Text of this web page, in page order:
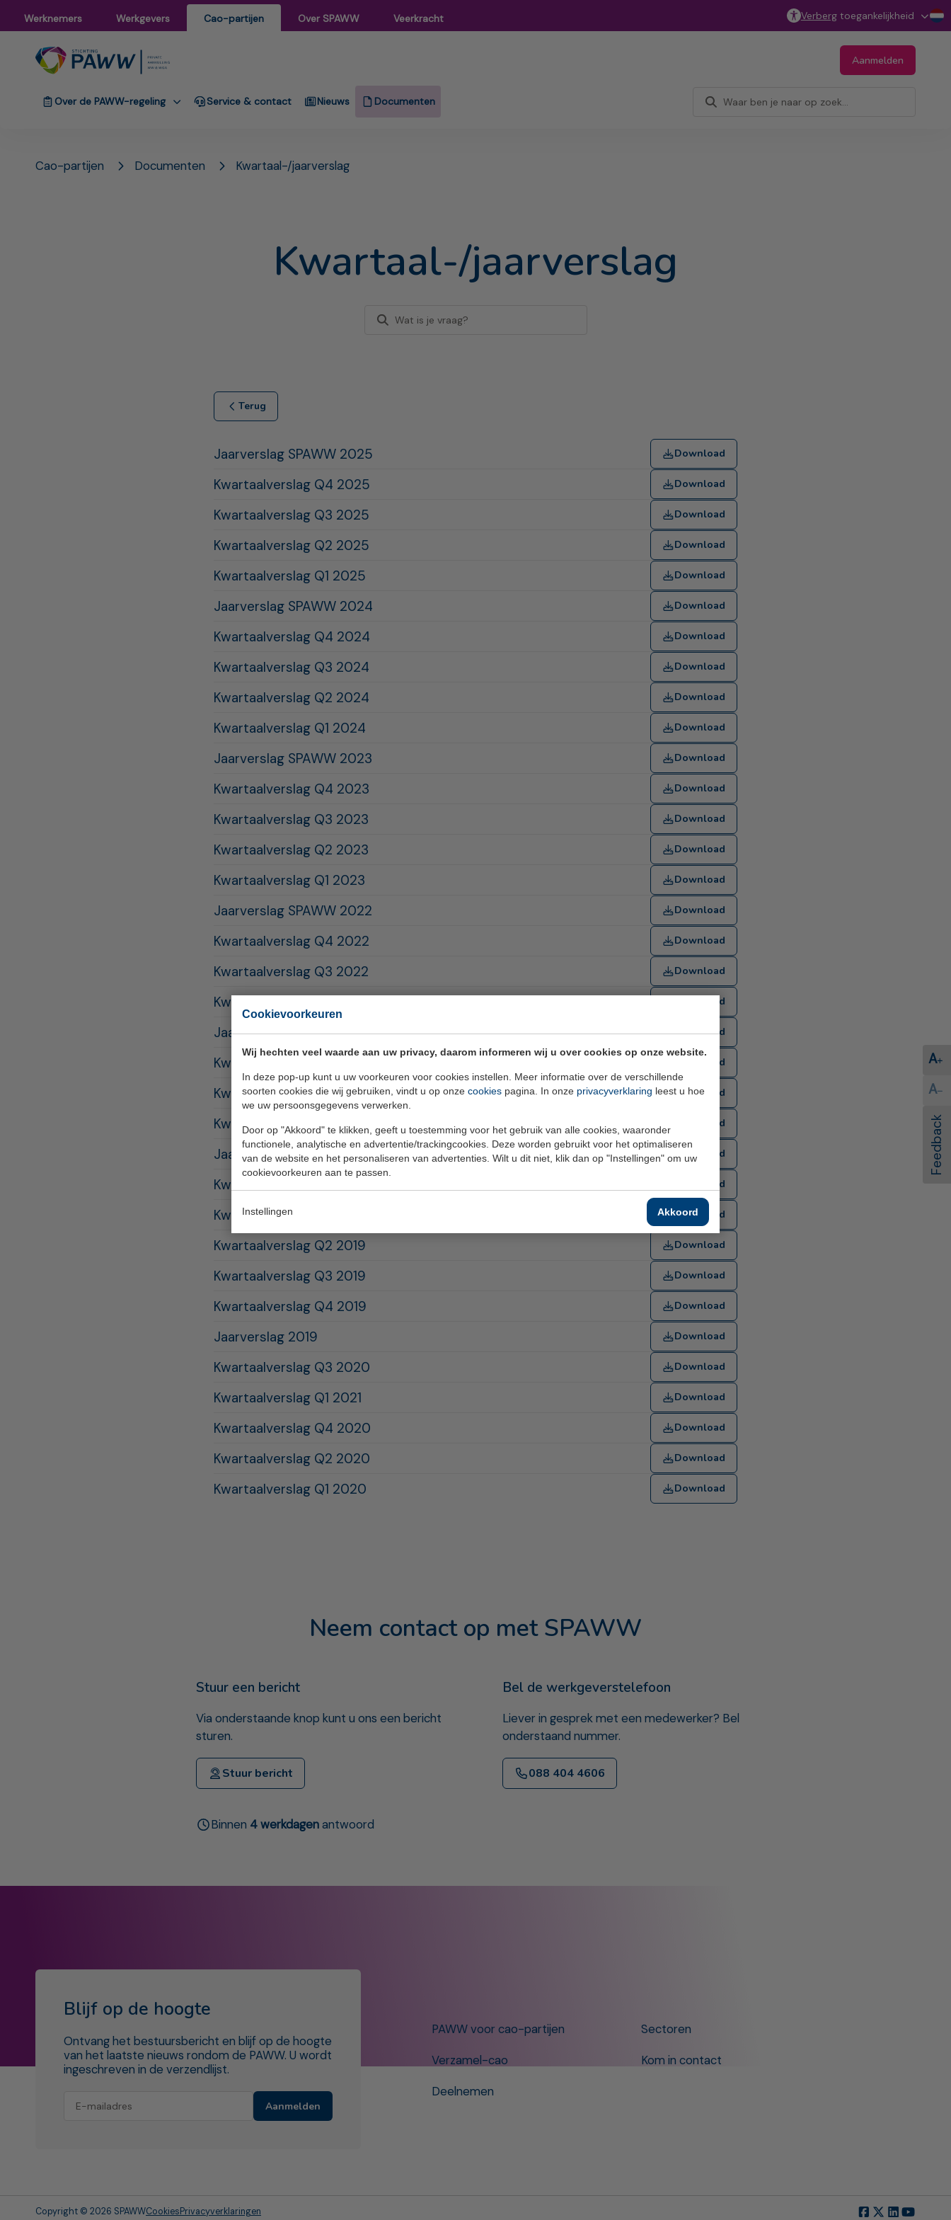
Cookievoorkeuren
Wij hechten veel waarde aan uw privacy, daarom informeren wij u over cookies op onze website.
In deze pop-up kunt u uw voorkeuren voor cookies instellen. Meer informatie over de verschillende
soorten cookies die wij gebruiken, vindt u op onze cookies pagina. In onze privacyverklaring leest u hoe
we uw persoonsgegevens verwerken.
Door op "Akkoord" te klikken, geeft u toestemming voor het gebruik van alle cookies, waaronder
functionele, analytische en advertentie/trackingcookies. Deze worden gebruikt voor het optimaliseren
van de website en het personaliseren van advertenties. Wilt u dit niet, klik dan op "Instellingen" om uw
cookievoorkeuren aan te passen.
Instellingen Akkoord
Werknemers Werkgevers Cao-partijen Over SPAWW Veerkracht Verbergtoegankelijkheid
Aanmelden
Over de PAWW-regeling Service & contact Nieuws Documenten
A
A
Feedback
Cao-partijen Documenten Kwartaal-/jaarverslag
Kwartaal-/jaarverslag
Terug
Jaarverslag SPAWW 2025 Download
Kwartaalverslag Q4 2025 Download
Kwartaalverslag Q3 2025 Download
Kwartaalverslag Q2 2025 Download
Kwartaalverslag Q1 2025 Download
Jaarverslag SPAWW 2024 Download
Kwartaalverslag Q4 2024 Download
Kwartaalverslag Q3 2024 Download
Kwartaalverslag Q2 2024 Download
Kwartaalverslag Q1 2024 Download
Jaarverslag SPAWW 2023 Download
Kwartaalverslag Q4 2023 Download
Kwartaalverslag Q3 2023 Download
Kwartaalverslag Q2 2023 Download
Kwartaalverslag Q1 2023 Download
Jaarverslag SPAWW 2022 Download
Kwartaalverslag Q4 2022 Download
Kwartaalverslag Q3 2022 Download
Kwartaalverslag Q2 2022 Download
Jaarverslag SPAWW 2021 Download
Kwartaalverslag Q1 2022 Download
Kwartaalverslag Q4 2021 Download
Kwartaalverslag Q3 2021 Download
Jaarverslag SPAWW 2020 Download
Kwartaalverslag Q2 2021 Download
Kwartaalverslag Q1 2019 Download
Kwartaalverslag Q2 2019 Download
Kwartaalverslag Q3 2019 Download
Kwartaalverslag Q4 2019 Download
Jaarverslag 2019 Download
Kwartaalverslag Q3 2020 Download
Kwartaalverslag Q1 2021 Download
Kwartaalverslag Q4 2020 Download
Kwartaalverslag Q2 2020 Download
Kwartaalverslag Q1 2020 Download
Neem contact op met SPAWW
Stuur een bericht
Via onderstaande knop kunt u ons een bericht
sturen.
Stuur bericht
Binnen 4 werkdagenantwoord
Bel de werkgeverstelefoon
Liever in gesprek met een medewerker? Bel
onderstaand nummer.
088 404 4606
Blijf op de hoogte
Ontvang het bestuursbericht en blijf op de hoogte
van het laatste nieuws rondom de PAWW. U wordt
ingeschreven in de verzendlijst.
Aanmelden
PAWW voor cao-partijen
Verzamel-cao
Deelnemen
Sectoren
Kom in contact
Copyright © 2026 SPAWWCookiesPrivacyverklaringen